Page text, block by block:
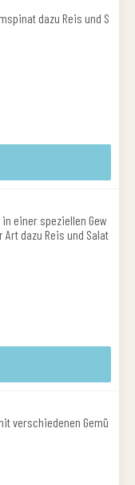
dazu Reis und S
einer speziellen Gew
dazu Reis und Salat
verschiedenen Gemü